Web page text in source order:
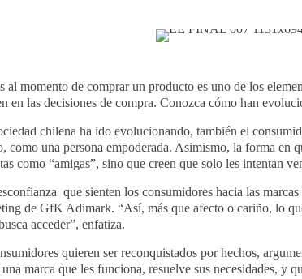
al momento de comprar un producto es uno de los
en las decisiones de compra. Conozca cómo han
chilena ha ido evolucionando, también el
como una persona empoderada. Asimismo, la forma en
como “amigas”, sino que creen que solo les intentan
que sienten los consumidores hacia las
de GfK Adimark. “Así, más que afecto o cariño, lo
acceder”, enfatiza.
quieren ser reconquistados por hechos,
marca que les funciona, resuelve sus necesidades, y